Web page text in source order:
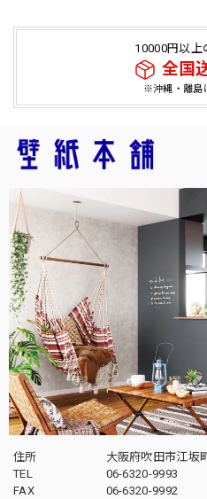
10000円以上
全国
※沖縄・離島
住所
大阪府吹田市江坂
TEL
06-6320-9993
FAX
06-6320-9992